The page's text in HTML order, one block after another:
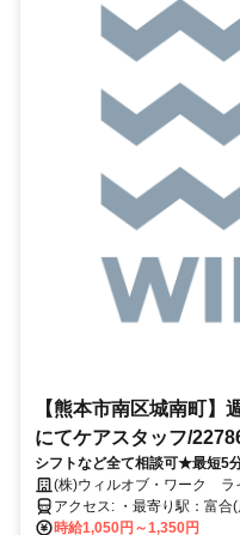
【熊本市南区城南町】
にてケアスタッフ/
シフトなど全て相談可★最短5
(株)ウィルオブ・ワーク
アクセス: ・最寄り駅
時給1,050円～1,350円